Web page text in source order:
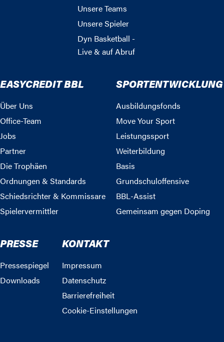
Unsere Teams
Unsere Spieler
Dyn Basketball -
Live & auf Abruf
EASYCREDIT BBL
Über Uns
Office-Team
Jobs
Partner
Die Trophäen
Ordnungen & Standards
Schiedsrichter & Kommissare
Spielervermittler
SPORTENTWICKLUNG
Ausbildungsfonds
Move Your Sport
Leistungssport
Weiterbildung
Basis
Grundschuloffensive
BBL-Assist
Gemeinsam gegen Doping
PRESSE
Pressespiegel
Downloads
KONTAKT
Impressum
Datenschutz
Barrierefreiheit
Cookie-Einstellungen